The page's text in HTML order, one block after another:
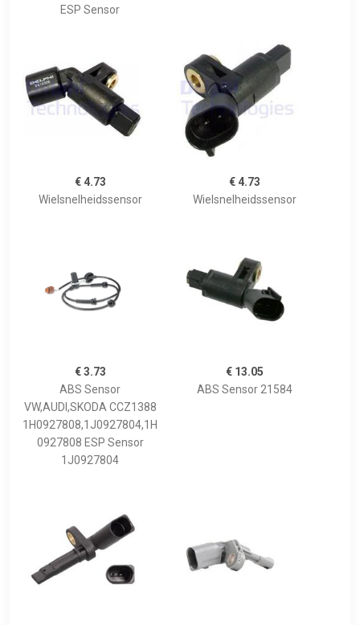
ESP Sensor
€ 4.73
Wielsnelheidssensor
€ 4.73
Wielsnelheidssensor
€ 3.73
ABS Sensor
VW,AUDI,SKODA CCZ1388
1H0927808,1J0927804,1H
0927808 ESP Sensor
1J0927804
€ 13.05
ABS Sensor 21584